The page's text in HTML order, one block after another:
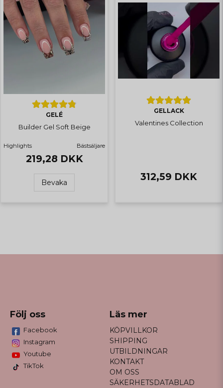
GELÉ
Builder Gel Soft Beige
Highlights Bästsäljare
219,28 DKK
Bevaka
GELLACK
Valentines Collection
312,59 DKK
Följ oss
Facebook
Instagram
Youtube
TikTok
Läs mer
KÖPVILLKOR
SHIPPING
UTBILDNINGAR
KONTAKT
OM OSS
SÄKERHETSDATABLAD